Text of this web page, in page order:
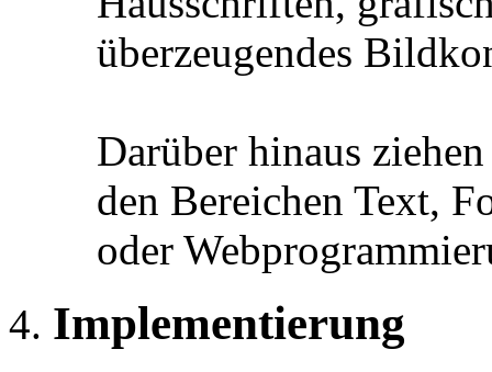
überzeugendes
Darüber hinaus
den Bereichen Text,
oder
Implementierung